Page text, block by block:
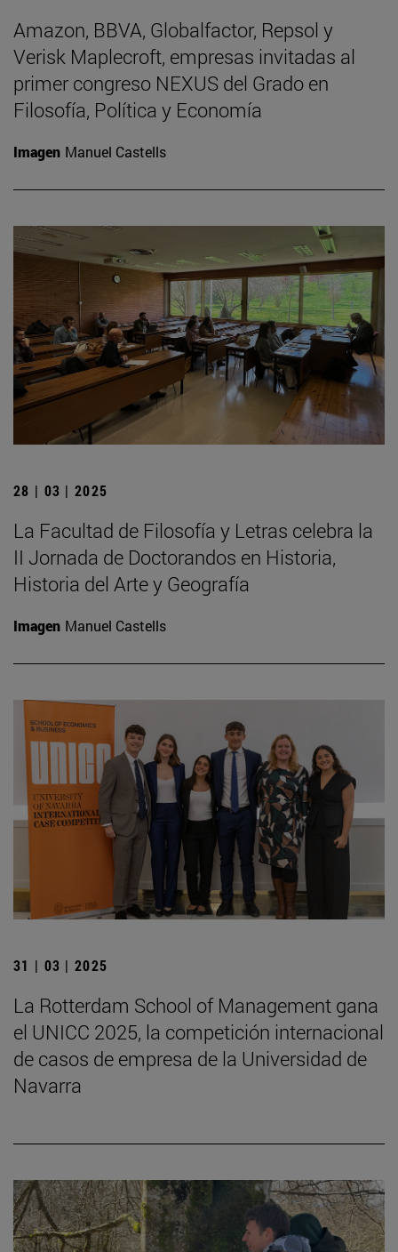
Amazon, BBVA, Globalfactor, Repsol y
Verisk Maplecroft, empresas invitadas al
primer congreso NEXUS del Grado en
Filosofía, Política y Economía
Imagen Manuel Castells
28 | 03 | 2025
La Facultad de Filosofía y Letras celebra la
II Jornada de Doctorandos en Historia,
Historia del Arte y Geografía
Imagen Manuel Castells
31 | 03 | 2025
La Rotterdam School of Management gana
el UNICC 2025, la competición internacional
de casos de empresa de la Universidad de
Navarra